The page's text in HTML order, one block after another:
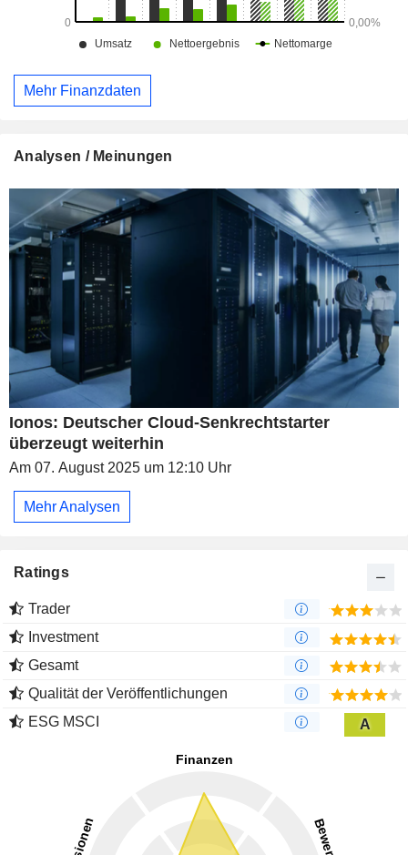
Mehr Finanzdaten
Analysen / Meinungen
Ionos: Deutscher Cloud-Senkrechtstarter
überzeugt weiterhin
Am 07. August 2025 um 12:10 Uhr
Mehr Analysen
Ratings
Trader
Investment
Gesamt
Qualität der Veröffentlichungen
ESG MSCI
A